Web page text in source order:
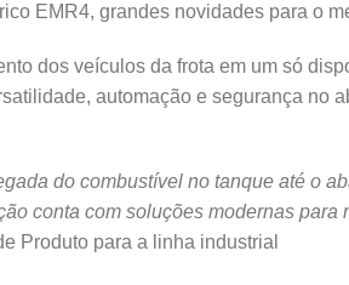
EMR4, grandes novidades para o
dos veículos da frota em um só
automação e segurança no
do combustível no tanque até o
conta com soluções modernas para
Produto para a linha industrial